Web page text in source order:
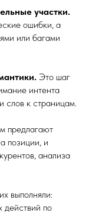
участки.
ошибки, а
или багами
Это шаг
интента
слов к страницам.
предлагают
позиции, и
анализа
выполняли:
действий по